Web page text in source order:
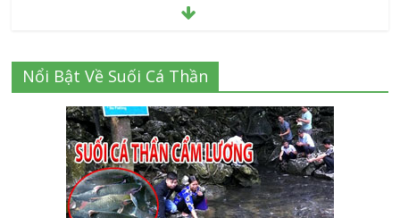
July 16, 2026
giá bao nhiêu tại 3 đại lý lớn có tiếng ở
Tphcm hiện nay?
July 9, 2026
Thành Long – Số 1 về dịch vụ sửa cửa
kính Quận 1 Tphcm tận nhà uy tín, giá rẻ
June 30, 2026
Nổi Bật Về Suối Cá Thần